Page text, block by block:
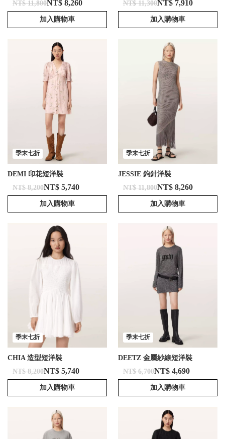
NT$ 11,800NT$ 8,260
加入購物車
NT$ 11,300NT$ 7,910
加入購物車
季末七折
DEMI 印花短洋裝
NT$ 8,200NT$ 5,740
加入購物車
季末七折
JESSIE 鉤針洋裝
NT$ 11,800NT$ 8,260
加入購物車
季末七折
CHIA 造型短洋裝
NT$ 8,200NT$ 5,740
加入購物車
季末七折
DEETZ 金屬紗線短洋裝
NT$ 6,700NT$ 4,690
加入購物車